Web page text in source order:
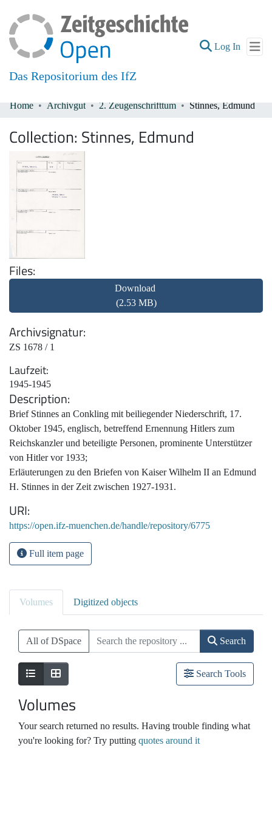
Das Repositorium des IfZ
Log In (current)
All of DSpace
Home Archivgut 2. Zeugenschrifttum Stinnes, Edmund
Collection: Stinnes, Edmund
Files
Download
(2.53 MB)
Archivsignatur
ZS 1678 / 1
Laufzeit
1945-1945
Description
Brief Stinnes an Conkling mit beiliegender Niederschrift, 17.
Oktober 1945, englisch, betreffend Ernennung Hitlers zum
Reichskanzler und beteiligte Personen, prominente Unterstützer
von Hitler vor 1933;
Erläuterungen zu den Briefen von Kaiser Wilhelm II an Edmund
H. Stinnes in der Zeit zwischen 1927-1931.
URI
https://open.ifz-muenchen.de/handle/repository/6775
Full item page
Volumes Digitized objects
All of DSpace Search
Search Tools
Volumes
Your search returned no results. Having trouble finding what
you're looking for? Try putting quotes around it